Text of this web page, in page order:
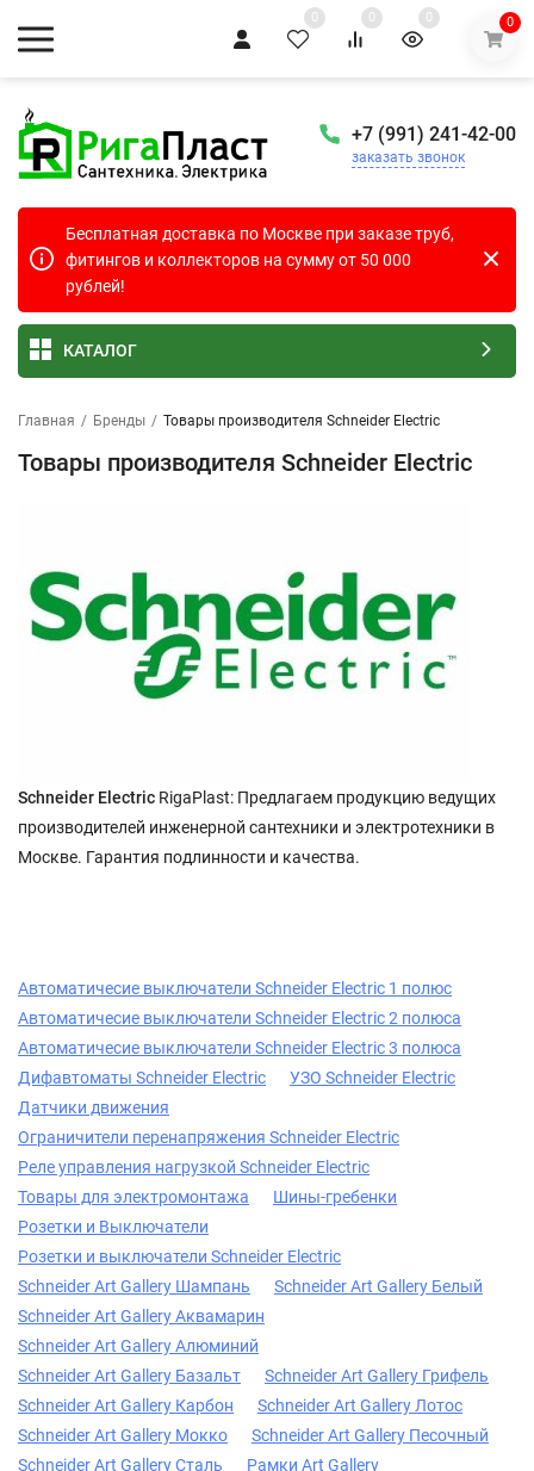
0 0 0 0
+7 (991) 241-42-00
заказать звонок
Бесплатная доставка по Москве при заказе труб,
фитингов и коллекторов на сумму от 50 000
рублей!
КАТАЛОГ
Главная / Бренды / Товары производителя Schneider Electric
Товары производителя Schneider Electric
Schneider Electric RigaPlast: Предлагаем продукцию ведущих
производителей инженерной сантехники и электротехники в
Москве. Гарантия подлинности и качества.
Автоматичесие выключатели Schneider Electric 1 полюс
Автоматичесие выключатели Schneider Electric 2 полюса
Автоматичесие выключатели Schneider Electric 3 полюса
Дифавтоматы Schneider Electric
УЗО Schneider Electric
Датчики движения
Ограничители перенапряжения Schneider Electric
Реле управления нагрузкой Schneider Electric
Товары для электромонтажа
Шины-гребенки
Розетки и Выключатели
Розетки и выключатели Schneider Electric
Schneider Art Gallery Шампань
Schneider Art Gallery Белый
Schneider Art Gallery Аквамарин
Schneider Art Gallery Алюминий
Schneider Art Gallery Базальт
Schneider Art Gallery Грифель
Schneider Art Gallery Карбон
Schneider Art Gallery Лотос
Schneider Art Gallery Мокко
Schneider Art Gallery Песочный
Schneider Art Gallery Сталь
Рамки Art Gallery